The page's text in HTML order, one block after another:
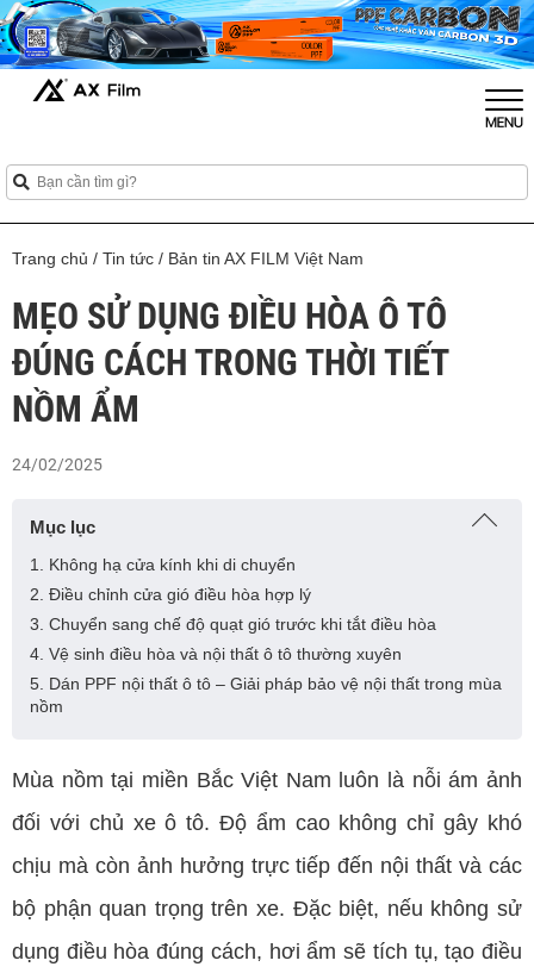
Trang chủ / Tin tức / Bản tin AX FILM Việt Nam
MẸO SỬ DỤNG ĐIỀU HÒA Ô TÔ
ĐÚNG CÁCH TRONG THỜI TIẾT
NỒM ẨM
24/02/2025
Mục lục
1. Không hạ cửa kính khi di chuyển
2. Điều chỉnh cửa gió điều hòa hợp lý
3. Chuyển sang chế độ quạt gió trước khi tắt điều hòa
4. Vệ sinh điều hòa và nội thất ô tô thường xuyên
5. Dán PPF nội thất ô tô – Giải pháp bảo vệ nội thất trong mùa
nồm
Mùa nồm tại miền Bắc Việt Nam luôn là nỗi ám ảnh
đối với chủ xe ô tô. Độ ẩm cao không chỉ gây khó
chịu mà còn ảnh hưởng trực tiếp đến nội thất và các
bộ phận quan trọng trên xe. Đặc biệt, nếu không sử
dụng điều hòa đúng cách, hơi ẩm sẽ tích tụ, tạo điều